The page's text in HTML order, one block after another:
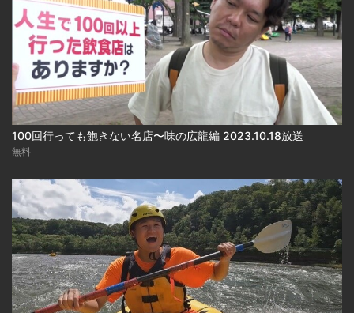
100回行っても飽きない名店〜味の広龍編 2023.10.18放送
無料